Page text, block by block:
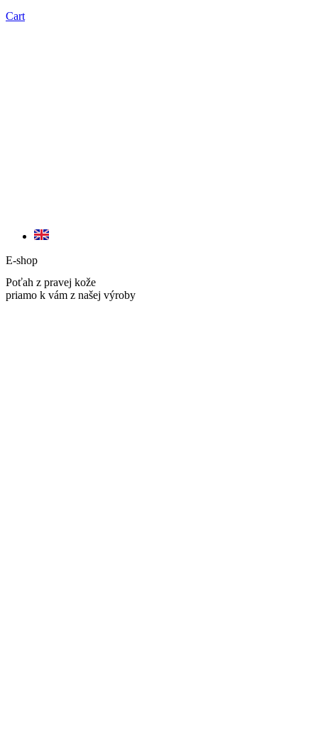
Cart
E-shop
Poťah z pravej kože
priamo k vám z našej výroby